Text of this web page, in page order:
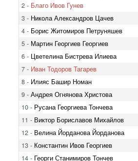
2 - Благо Ивов Гунев
3 - Никола Александров Цачев
4 - Борис Житомиров Петруняшев
5 - Мартин Георгиев Георгиев
6 - Цветелина Бистрева Илиева
7 - Иван Тодоров Тагарев
8 - Илияс Башир Номан
9 - Андрея Огнянова Христова
10 - Русана Георгиева Тончева
11 - Виктор Бориславов Михайлов
12 - Велина Йорданова Йорданова
13 - Константин Ивов Георгиев
14 - Георги Станимиров Тончев